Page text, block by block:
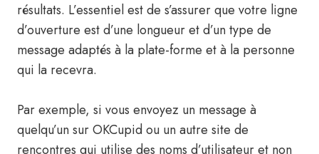
résultats. L’essentiel est de s’assurer que votre ligne
d’ouverture est d’une longueur et d’un type de
message adaptés à la plate-forme et à la personne
qui la recevra.
Par exemple, si vous envoyez un message à
quelqu’un sur OKCupid ou un autre site de
rencontres qui utilise des noms d’utilisateur et non